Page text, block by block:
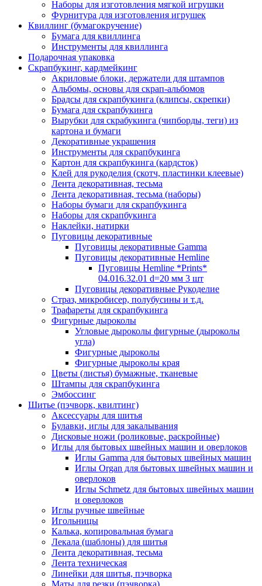
Наборы для изготовления мягкой игрушки
Фурнитура для изготовления игрушек
Квиллинг (бумагокручение)
Бумага для квиллинга
Инструменты для квиллинга
Подарочная упаковка
Скрапбукинг, кардмейкинг
Акриловые блоки, держатели для штампов
Альбомы, основы для скрап-альбомов
Брадсы для скрапбукинга (клипсы, скрепки)
Бумага для скрапбукинга
Вырубки для скрабукинга (чипборды, теги) из
картона и бумаги
Декоративные украшения
Инструменты для скрапбукинга
Картон для скрапбукинга (кардсток)
Клей для рукоделия (скотч, пластинки клеевые)
Лента декоративная, тесьма
Лента декоративная, тесьма (наборы)
Наборы бумаги для скрапбукинга
Наборы для скрапбукинга
Наклейки, натирки
Пуговицы декоративные
Пуговицы декоративные Gamma
Пуговицы декоративные Hemline
Пуговицы Hemline *Prints*
04.016.32.01 d=20 мм 3 шт
Пуговицы декоративные Рукоделие
Страз, микробисер, полубусины и т.д.
Трафареты для скрапбукинга
Фигурные дыроколы
Угловые дыроколы фигурные (дыроколы
угла)
Фигурные дыроколы
Фигурные дыроколы края
Цветы (листья) бумажные, тканевые
Штампы для скрапбукинга
Эмбоссинг
Шитье (пэчворк, квилтинг)
Аксессуары для шитья
Булавки, иглы для закалывания
Дисковые ножи (роликовые, раскройные)
Иглы для бытовых швейных машин и оверлоков
Иглы Gamma для бытовых швейных машин
Иглы Organ для бытовых швейных машин и
оверлоков
Иглы Schmetz для бытовых швейных машин
и оверлоков
Иглы ручные швейные
Игольницы
Калька, копировальная бумага
Лекала (шаблоны) для шитья
Лента декоративная, тесьма
Лента техническая
Линейки для шитья, пэчворка
Маты для резки (пэчворка)